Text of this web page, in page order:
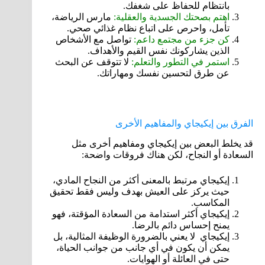
بانتظام للحفاظ على شغفك.
اهتم بصحتك الجسدية والعقلية: مارس الرياضة،
تأمل، واحرص على اتباع نظام غذائي صحي.
كن جزء من مجتمع داعم: تواصل مع الأشخاص
الذين يشاركونك نفس القيم والأهداف.
استمر في التطور والتعلم: لا تتوقف عن البحث
عن طرق لتحسين نفسك ومهاراتك.
الفرق بين إيكيجاي والمفاهيم الأخرى
قد يخلط البعض بين إيكيجاي ومفاهيم أخرى مثل
السعادة أو النجاح، لكن هناك فروقات واضحة:
إيكيجاي مرتبط بالمعنى أكثر من النجاح المادي،
حيث يركز على العيش بهدف وليس فقط تحقيق
المكاسب.
إيكيجاي أكثر استدامة من السعادة المؤقتة، فهو
يمنح إحساس دائم بالرضا.
إيكيجاي لا يعني بالضرورة الوظيفة المثالية، بل
يمكن أن يكون في أي جانب من جوانب الحياة،
حتى في العائلة أو الهوايات.